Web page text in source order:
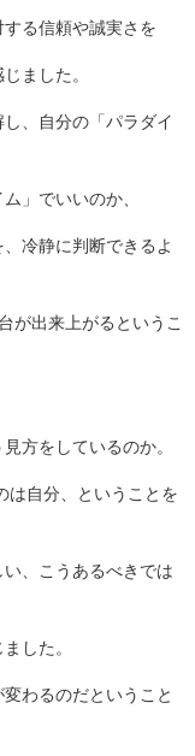
る信頼や誠実さを
ました。
、自分の「パラダイ
」でいいのか、
冷静に判断できるよ
が出来上がるというこ
方をしているのか。
自分、ということを
、こうあるべきでは
した。
わるのだということ